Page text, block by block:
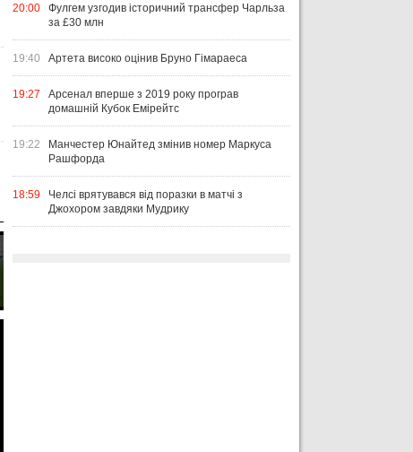
20:00
Фулгем узгодив історичний трансфер Чарльза
за £30 млн
19:40 Артета високо оцінив Бруно Гімараеса
19:27
Арсенал вперше з 2019 року програв
домашній Кубок Емірейтс
19:22
Манчестер Юнайтед змінив номер Маркуса
Рашфорда
18:59
Челсі врятувався від поразки в матчі з
Джохором завдяки Мудрику